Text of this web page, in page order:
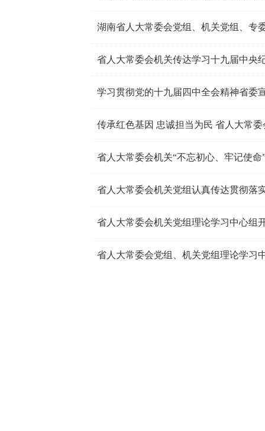
湖南省人大常委会党组、机关党组、专
学习贯彻党的十九届四中全会精神省委
传承红色基因 忠诚担当为民 省人大常
省人大常委会机关“不忘初心、牢记使
省人大常委会机关党组理论学习中心组
省人大常委会党组、机关党组理论学习